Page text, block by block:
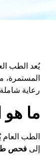
يُعد الطب
المستمرة،
رعاية
ما هو
الطب العام
إلى فحص